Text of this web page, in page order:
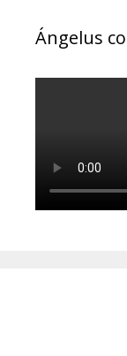
Ángelus